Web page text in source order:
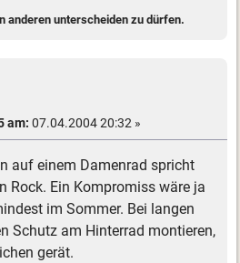
anderen unterscheiden zu dürfen.
am: 07.04.2004 20:32 »
auf einem Damenrad spricht
Rock. Ein Kompromiss wäre ja
im Sommer. Bei langen
Schutz am Hinterrad montieren,
gerät.